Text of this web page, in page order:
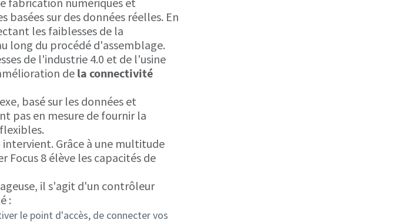
sur des données réelles. En
les faiblesses de la
long du procédé d'assemblage.
de l'industrie 4.0 et de l'usine
de la connectivité
basé sur les données et
pas en mesure de fournir la
Grâce à une multitude
8 élève les capacités de
il s'agit d'un contrôleur
:
le point d'accès, de connecter vos